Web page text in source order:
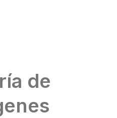
de